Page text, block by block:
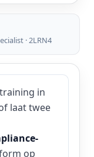
· 2LRN4
in
laat twee
op